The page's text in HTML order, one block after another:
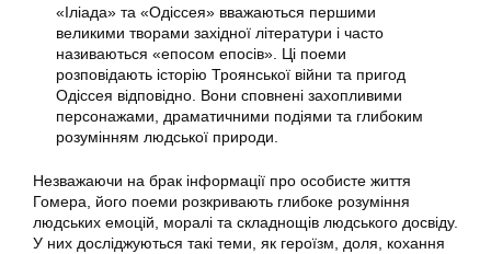
«Іліада» та «Одіссея» вважаються першими
великими творами західної літератури і часто
називаються «епосом епосів». Ці поеми
розповідають історію Троянської війни та пригод
Одіссея відповідно. Вони сповнені захопливими
персонажами, драматичними подіями та глибоким
розумінням людської природи.
Незважаючи на брак інформації про особисте життя
Гомера, його поеми розкривають глибоке розуміння
людських емоцій, моралі та складнощів людського досвіду.
У них досліджуються такі теми, як героїзм, доля, кохання